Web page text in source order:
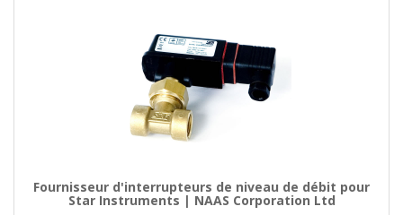
Fournisseur d'interrupteurs de niveau de débit pour
Star Instruments | NAAS Corporation Ltd